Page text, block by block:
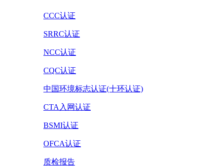
CCC认证
SRRC认证
NCC认证
CQC认证
中国环境标志认证(十环认证)
CTA入网认证
BSMI认证
OFCA认证
质检报告